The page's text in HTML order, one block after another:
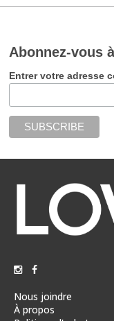
Abonnez-vous
Entrer votre adresse
Nous joindre
À propos